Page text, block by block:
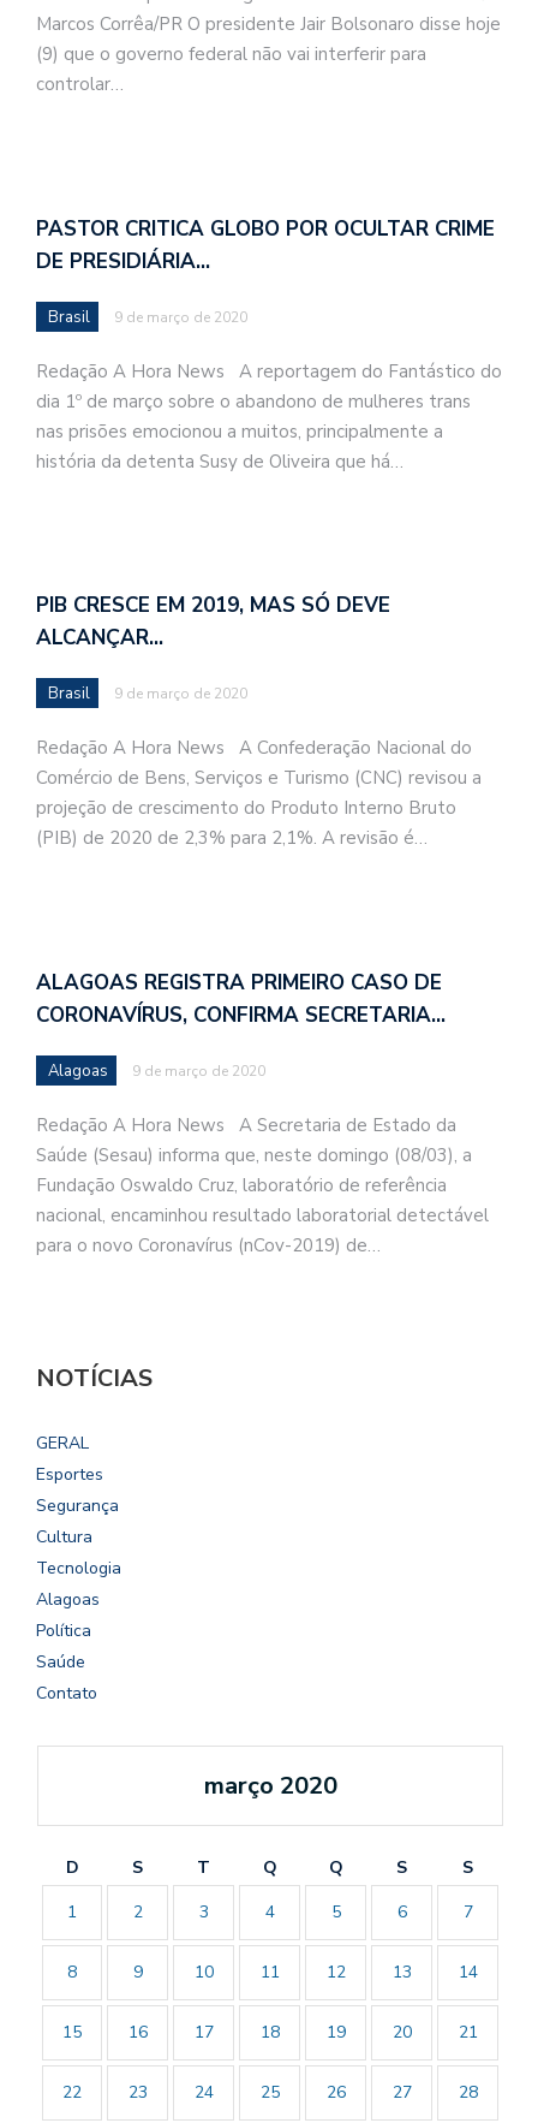
Marcos Corrêa/PR O presidente Jair Bolsonaro disse hoje
(9) que o governo federal não vai interferir para
controlar…
PASTOR CRITICA GLOBO POR OCULTAR CRIME
DE PRESIDIÁRIA…
Brasil 9 de março de 2020
Redação A Hora News A reportagem do Fantástico do
dia 1º de março sobre o abandono de mulheres trans
nas prisões emocionou a muitos, principalmente a
história da detenta Susy de Oliveira que há…
PIB CRESCE EM 2019, MAS SÓ DEVE
ALCANÇAR…
Brasil 9 de março de 2020
Redação A Hora News A Confederação Nacional do
Comércio de Bens, Serviços e Turismo (CNC) revisou a
projeção de crescimento do Produto Interno Bruto
(PIB) de 2020 de 2,3% para 2,1%. A revisão é…
ALAGOAS REGISTRA PRIMEIRO CASO DE
CORONAVÍRUS, CONFIRMA SECRETARIA…
Alagoas 9 de março de 2020
Redação A Hora News A Secretaria de Estado da
Saúde (Sesau) informa que, neste domingo (08/03), a
Fundação Oswaldo Cruz, laboratório de referência
nacional, encaminhou resultado laboratorial detectável
para o novo Coronavírus (nCov-2019) de…
NOTÍCIAS
GERAL
Esportes
Segurança
Cultura
Tecnologia
Alagoas
Política
Saúde
Contato
março 2020
D S T Q Q S
S
1
2 3 4 5 6 7
8 9 10 11 12 13 14
15 16 17 18 19 20 21
22 23 24 25 26 27 28